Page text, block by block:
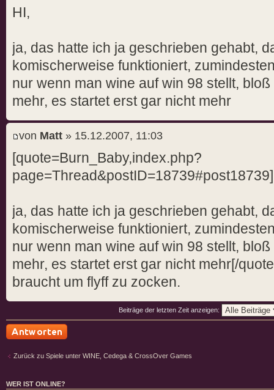
HI,
ja, das hatte ich ja geschrieben gehabt,
komischerweise funktioniert,
nur wenn man wine auf win 98 stellt,
mehr, es startet erst gar nicht mehr
von Matt » 15.12.2007, 11:03
[quote=Burn_Baby,index.php?
ja, das hatte ich ja geschrieben gehabt,
komischerweise funktioniert,
nur wenn man wine auf win 98 stellt,
mehr, es startet erst gar nicht mehr[/
braucht um flyff zu zocken.
Beiträge der letzten Zeit anzeigen:
Zurück zu Spiele unter WINE, Cedega & CrossOver Games
WER IST ONLINE?